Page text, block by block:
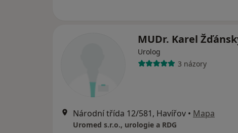
MUDr. Karel
Urolog
3 názory
Národní třída 12/581, Havířov • Mapa
Uromed s.r.o., urologie a RDG